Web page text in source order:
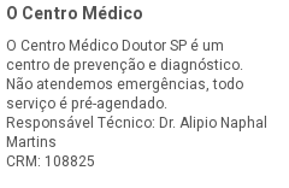
O Centro Médico
O Centro Médico Doutor SP é um
centro de prevenção e diagnóstico.
Não atendemos emergências, todo
serviço é pré-agendado.
Responsável Técnico: Dr. Alipio Naphal
Martins
CRM: 108825